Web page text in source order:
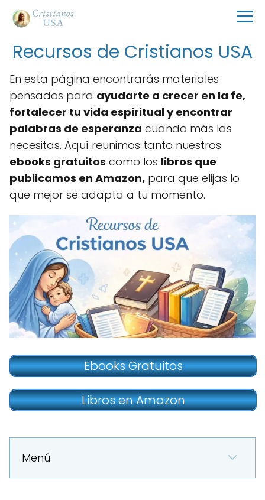
Recursos de Cristianos USA
En esta página encontrarás materiales
pensados para ayudarte a crecer en la fe,
fortalecer tu vida espiritual y encontrar
palabras de esperanza cuando más las
necesitas. Aquí reunimos tanto nuestros
ebooks gratuitos como los libros que
publicamos en Amazon, para que elijas lo
que mejor se adapta a tu momento.
Ebooks Gratuitos
Libros en Amazon
Menú